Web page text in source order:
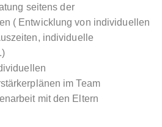
seitens der
( Entwicklung von individuellen
individuelle
im Team
mit den Eltern